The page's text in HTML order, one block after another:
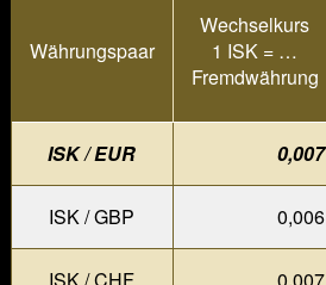
Währungspaar
Wechselkurs
1 ISK = …
Fremdwährung
ISK / EUR 0,007
ISK / GBP
0,006